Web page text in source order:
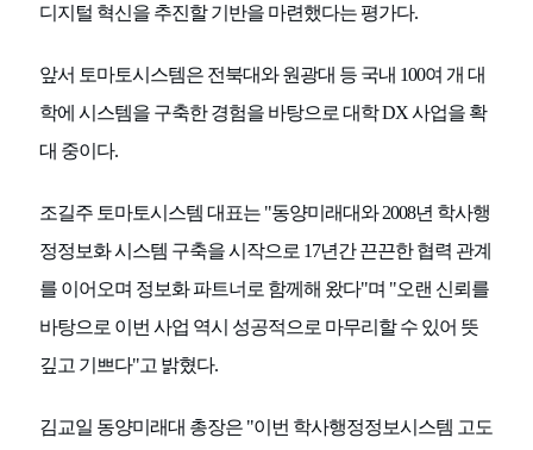
디지털 혁신을 추진할 기반을 마련했다는 평가다.
앞서 토마토시스템은 전북대와 원광대 등 국내 100여 개 대
학에 시스템을 구축한 경험을 바탕으로 대학 DX 사업을 확
대 중이다.
조길주 토마토시스템 대표는 "동양미래대와 2008년 학사행
정정보화 시스템 구축을 시작으로 17년간 끈끈한 협력 관계
를 이어오며 정보화 파트너로 함께해 왔다"며 "오랜 신뢰를
바탕으로 이번 사업 역시 성공적으로 마무리할 수 있어 뜻
깊고 기쁘다"고 밝혔다.
김교일 동양미래대 총장은 "이번 학사행정정보시스템 고도